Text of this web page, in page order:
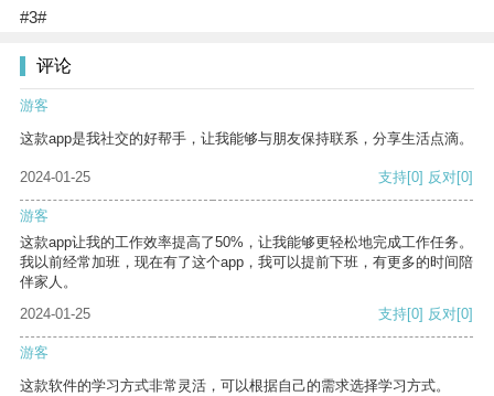
#3#
评论
游客
这款app是我社交的好帮手，让我能够与朋友保持联系，分享生活点滴。
2024-01-25 支持[0] 反对[0]
游客
这款app让我的工作效率提高了50%，让我能够更轻松地完成工作任务。
我以前经常加班，现在有了这个app，我可以提前下班，有更多的时间陪
伴家人。
2024-01-25
支持[0] 反对[0]
游客
这款软件的学习方式非常灵活，可以根据自己的需求选择学习方式。